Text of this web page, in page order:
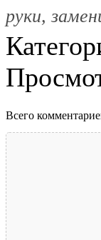
руки,
Всего